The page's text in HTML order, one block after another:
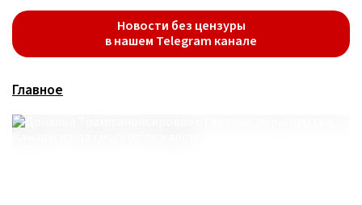
Новости без цензуры
в нашем Telegram канале
Главное